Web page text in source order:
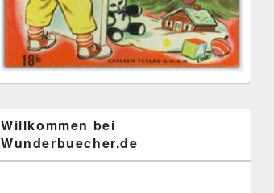
Willkommen bei
Wunderbuecher.de